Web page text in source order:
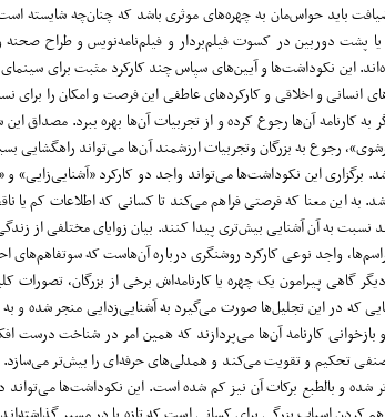
باید حواس‌مان به چهره‌های موثری باشد که چنان‌چه شایسته
یا پشت دوربین در کسوت فیلم‌بردار و فیلم‌نامه‌نویس و طراح
این نکوداشت‌ها و آیین‌های سپاس چند کارکرد مثبت برای
انسانی و اخلاقی و کارکردهای عاطفی این فرصت و امکان را برای
به کارنامه آن‌ها رجوع کرده و از تجربیات آن‌ها بهره ببرد. مصداق
رجوع به بزرگان وتجربیات ارزشمند آن‌ها می‌تواند راهگشایی
برگزاری این نکوداشت‌ها می‌تواند واجد دو کارکرد «آشنایی‌زایی»
به این معنا که فرصتی فراهم می‌کند تا کسانی که اطلاعات کم یا
نسبت به آن آشنایی بیش‌تری پیدا کنند. بیان زوایای مختلفی از
واجد نوعی کارکرد روشنگری درباره آن‌هاست که سوتفاهم‌های
گاهی پیرامون یک چهره یا کارنامه‌اش برخی از بزرگان، تصورات
که در این تجلیل‌ها صورت می‌گیرد به آشنایی‌زدایی منجر شده و
کارنامه آن‌ها می‌پردازند که همین امر در شناخت درست
و تقویت می‌کند و همدلی‌های حرفه‌ای را بیش‌تر می‌سازد.
و بالطبع برکات آن نیز کم شده است. این نکوداشت‌ها می‌تواند